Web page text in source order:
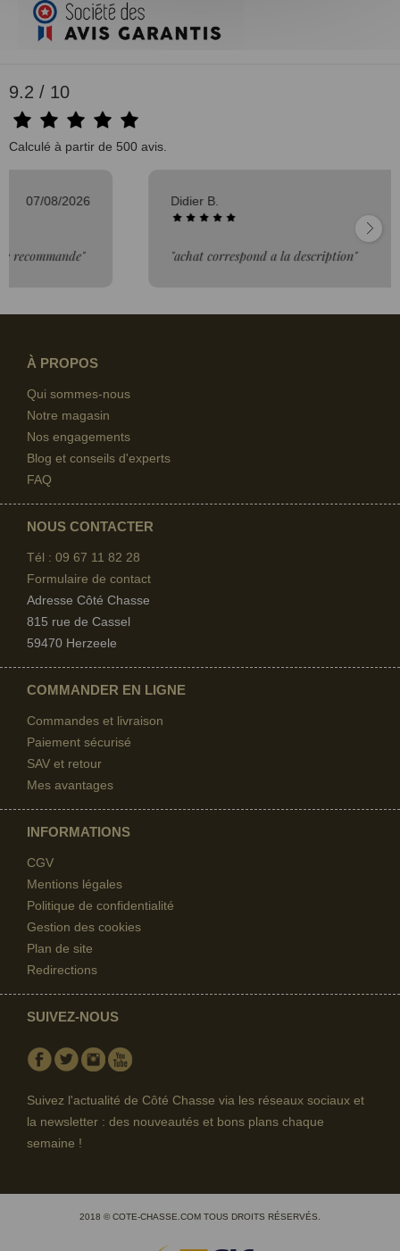
9.2 / 10
Calculé à partir de 500 avis.
Didier B.
"achat correspond a la description"
À PROPOS
Qui sommes-nous
Notre magasin
Nos engagements
Blog et conseils d'experts
FAQ
NOUS CONTACTER
Tél : 09 67 11 82 28
Formulaire de contact
Adresse Côté Chasse
815 rue de Cassel
59470 Herzeele
COMMANDER EN LIGNE
Commandes et livraison
Paiement sécurisé
SAV et retour
Mes avantages
INFORMATIONS
CGV
Mentions légales
Politique de confidentialité
Gestion des cookies
Plan de site
Redirections
SUIVEZ-NOUS
Facebook
TwitterInstagram
Suivez l'actualité de Côté Chasse via les réseaux sociaux et
la newsletter : des nouveautés et bons plans chaque
semaine !
2018 © COTE-CHASSE.COM TOUS DROITS RÉSERVÉS.